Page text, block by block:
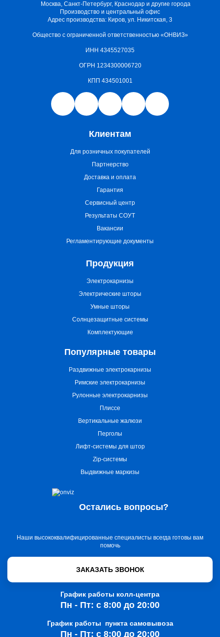
Москва, Санкт-Петербург, Краснодар и другие города
Производство и центральный офис
Адрес производства: Киров, ул. Никитская, 3
Общество с ограниченной ответственностью «ОНВИЗ»
ИНН 4345527035
ОГРН 1234300006720
КПП 434501001
Клиентам
Для розничных покупателей
Партнерство
Доставка и оплата
Гарантия
Сервисный центр
Результаты СОУТ
Вакансии
Регламентирующие документы
Продукция
Электрокарнизы
Электрические шторы
Умные шторы
Солнцезащитные системы
Комплектующие
Популярные товары
Раздвижные электрокарнизы
Римские электрокарнизы
Рулонные электрокарнизы
Плиссе
Вертикальные жалюзи
Перголы
Лифт-системы для штор
Zip-системы
Выдвижные маркизы
Остались вопросы?
Наши высококвалифицированные специалисты всегда готовы вам
помочь
ЗАКАЗАТЬ ЗВОНОК
График работы колл-центра
Пн - Пт: с 8:00 до 20:00
График работы пункта самовывоза
Пн - Пт: с 8:00 до 20:00